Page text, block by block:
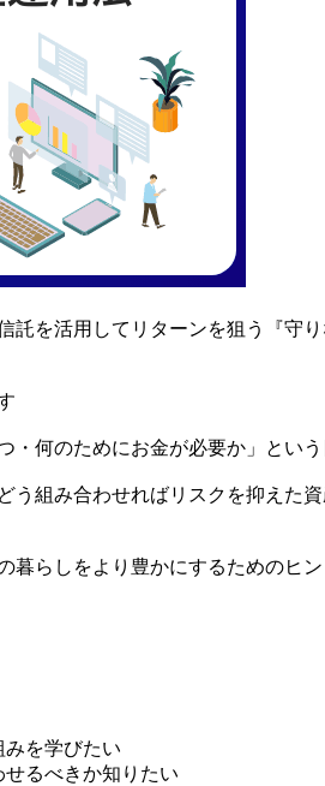
を活用してリターンを狙う『守
何のためにお金が必要か」とい
う組み合わせればリスクを抑え
暮らしをより豊かにするためのヒ
を学びたい
るべきか知りたい